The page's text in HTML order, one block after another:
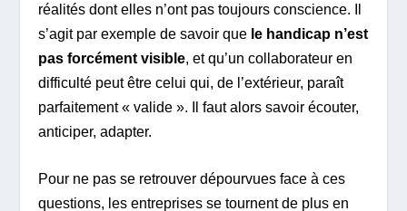
réalités dont elles n’ont pas toujours conscience. Il
s’agit par exemple de savoir que le handicap n’est
pas forcément visible, et qu’un collaborateur en
difficulté peut être celui qui, de l’extérieur, paraît
parfaitement « valide ». Il faut alors savoir écouter,
anticiper, adapter.
Pour ne pas se retrouver dépourvues face à ces
questions, les entreprises se tournent de plus en